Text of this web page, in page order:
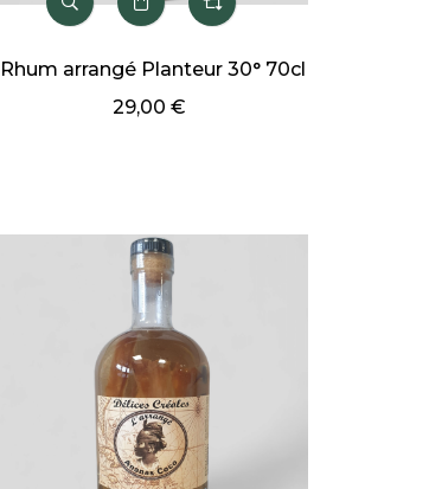
Rhum arrangé Planteur 30° 70cl
29,00 €